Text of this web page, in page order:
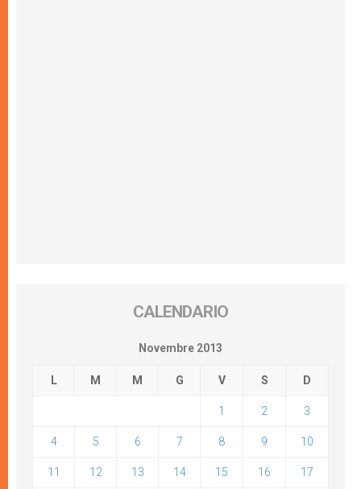
CALENDARIO
Novembre 2013
L M M G V S D
1 2 3
4 5 6 7 8 9 10
11 12 13 14 15 16 17